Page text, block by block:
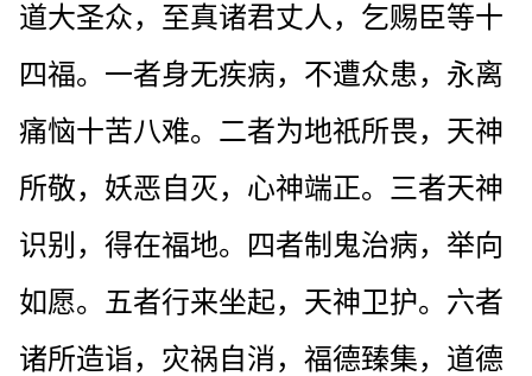
道大圣众，至真诸君丈人，乞赐臣等十
四福。一者身无疾病，不遭众患，永离
痛恼十苦八难。二者为地祇所畏，天神
所敬，妖恶自灭，心神端正。三者天神
识别，得在福地。四者制鬼治病，举向
如愿。五者行来坐起，天神卫护。六者
诸所造诣，灾祸自消，福德臻集，道德